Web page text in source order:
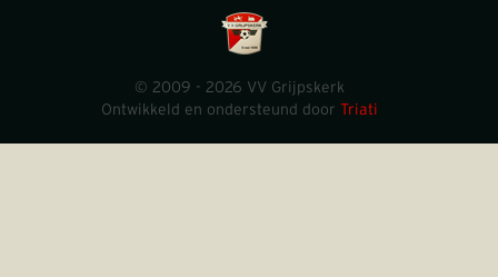
© 2009 - 2026 VV Grijpskerk
Ontwikkeld en ondersteund door Triati